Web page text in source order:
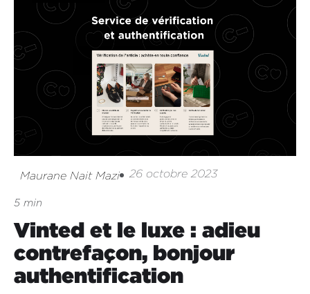
Maurane Nait Mazi 26 octobre 2023
5 min
Vinted et le luxe : adieu
contrefaçon, bonjour
authentification